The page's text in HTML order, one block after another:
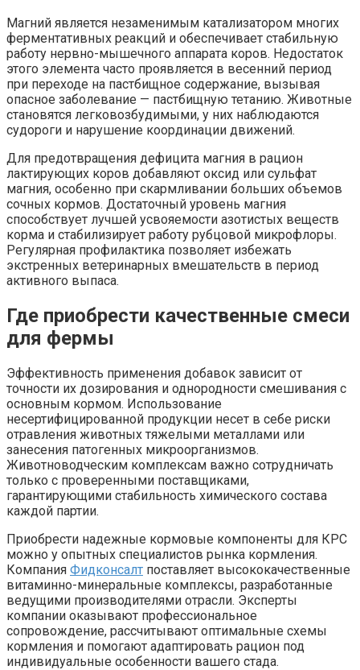
Магний является незаменимым катализатором многих
ферментативных реакций и обеспечивает стабильную
работу нервно-мышечного аппарата коров. Недостаток
этого элемента часто проявляется в весенний период
при переходе на пастбищное содержание, вызывая
опасное заболевание — пастбищную тетанию. Животные
становятся легковозбудимыми, у них наблюдаются
судороги и нарушение координации движений.
Для предотвращения дефицита магния в рацион
лактирующих коров добавляют оксид или сульфат
магния, особенно при скармливании больших объемов
сочных кормов. Достаточный уровень магния
способствует лучшей усвояемости азотистых веществ
корма и стабилизирует работу рубцовой микрофлоры.
Регулярная профилактика позволяет избежать
экстренных ветеринарных вмешательств в период
активного выпаса.
Где приобрести качественные смеси
для фермы
Эффективность применения добавок зависит от
точности их дозирования и однородности смешивания с
основным кормом. Использование
несертифицированной продукции несет в себе риски
отравления животных тяжелыми металлами или
занесения патогенных микроорганизмов.
Животноводческим комплексам важно сотрудничать
только с проверенными поставщиками,
гарантирующими стабильность химического состава
каждой партии.
Приобрести надежные кормовые компоненты для КРС
можно у опытных специалистов рынка кормления.
Компания Фидконсалт поставляет высококачественные
витаминно-минеральные комплексы, разработанные
ведущими производителями отрасли. Эксперты
компании оказывают профессиональное
сопровождение, рассчитывают оптимальные схемы
кормления и помогают адаптировать рацион под
индивидуальные особенности вашего стада.